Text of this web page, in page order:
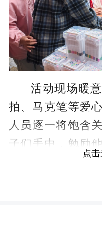
活动现场暖
拍、马克笔等爱
人员逐一将饱含
子们手中，勉励
持乐观心态，勤
点